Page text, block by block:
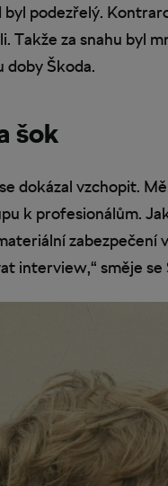
podezřelý.
Takže za snahu byl
doby Škoda.
šok
dokázal vzchopit.
k profesionálům.
zabezpečení
interview,“ směje se